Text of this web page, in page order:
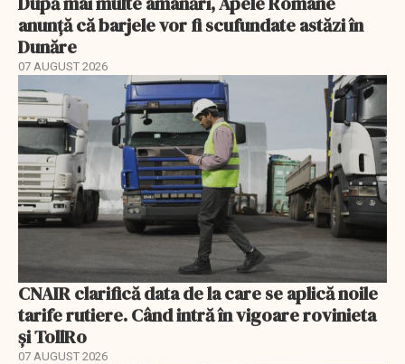
anunță că barjele vor fi scufundate astăzi în
Dunăre
07 AUGUST 2026
CNAIR clarifică data de la care se aplică noile
tarife rutiere. Când intră în vigoare rovinieta
și TollRo
07 AUGUST 2026